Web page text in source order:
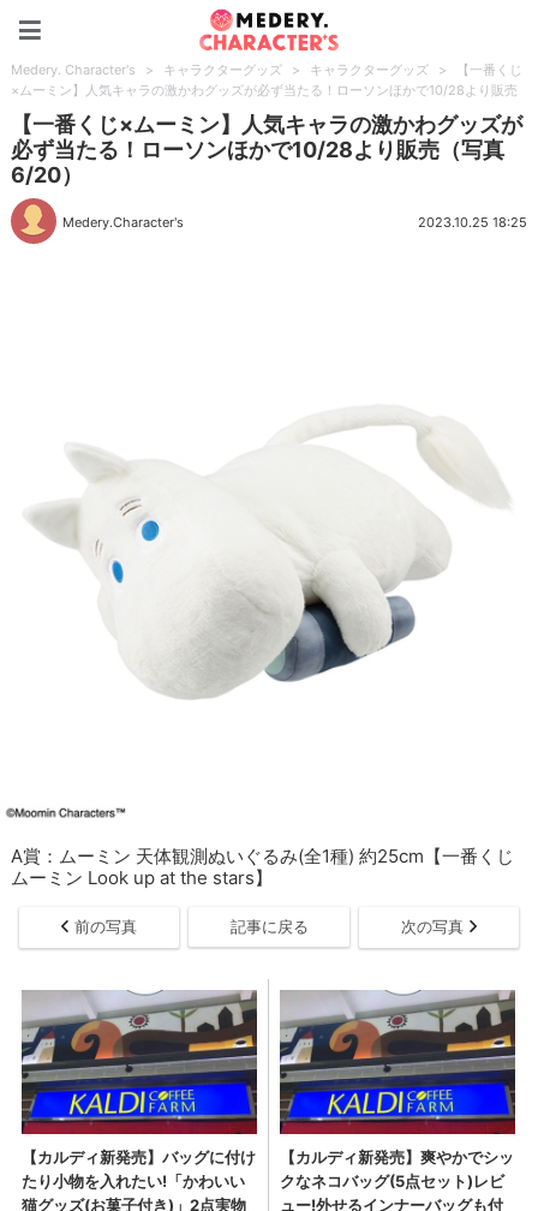
Medery. Character's > キャラクターグッズ > キャラクターグッズ >
【一番くじ
×ムーミン】人気キャラの激かわグッズが必ず当たる！ローソンほかで10/28より販売
【一番くじ×ムーミン】人気キャラの激かわグッズが
必ず当たる！ローソンほかで10/28より販売（写真
6/20）
Medery.Character's 2023.10.25 18:25
A賞：ムーミン 天体観測ぬいぐるみ(全1種) 約25cm【一番くじ
ムーミン Look up at the stars】
前の写真 記事に戻る 次の写真